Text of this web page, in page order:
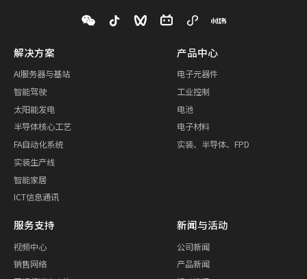
解决方案
AI服务器与基站
智能驾驶
太阳能发电
半导体核心工艺
FA自动化系统
实装生产线
智能家居
ICT信息通讯
产品中心
电子元器件
工业控制
电池
电子材料
实装、半导体、FPD
服务支持
视频中心
销售网络
新闻与活动
公司新闻
产品新闻